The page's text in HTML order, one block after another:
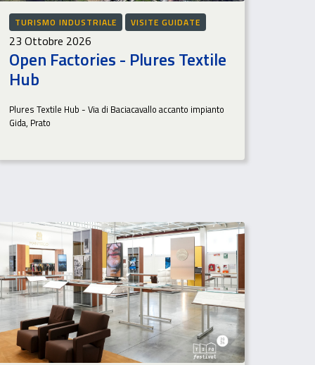
TURISMO INDUSTRIALE VISITE GUIDATE
23 Ottobre 2026
Open Factories - Plures Textile
Hub
Plures Textile Hub - Via di Baciacavallo accanto impianto
Gida, Prato